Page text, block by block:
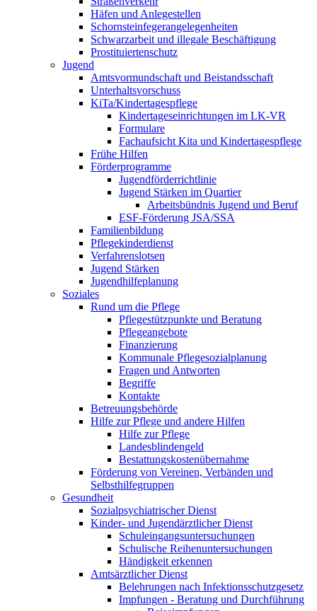
Häfen und Anlegestellen
Schornsteinfeger­angelegenheiten
Schwarzarbeit und illegale Beschäftigung
Prostituiertenschutz
Jugend
Amtsvormundschaft und Beistandsschaft
Unterhaltsvorschuss
KiTa/Kindertagespflege
Kindertages­einrichtungen im LK-VR
Formulare
Fachaufsicht Kita und Kindertagespflege
Frühe Hilfen
Förderprogramme
Jugendförderrichtlinie
Jugend Stärken im Quartier
Arbeitsbündnis Jugend und Beruf
ESF-Förderung JSA/SSA
Familienbildung
Pflegekinderdienst
Verfahrenslotsen
Jugend Stärken
Jugendhilfeplanung
Soziales
Rund um die Pflege
Pflegestützpunkte und Beratung
Pflegeangebote
Finanzierung
Kommunale Pflegesozialplanung
Fragen und Antworten
Begriffe
Kontakte
Betreuungsbehörde
Hilfe zur Pflege und andere Hilfen
Hilfe zur Pflege
Landesblindengeld
Bestattungskosten­übernahme
Förderung von Vereinen, Verbänden und
Selbsthilfegruppen
Gesundheit
Sozialpsychiatrischer Dienst
Kinder- und Jugendärztlicher Dienst
Schuleingangsuntersuchungen
Schulische Reihenuntersuchungen
Händigkeit erkennen
Amtsärztlicher Dienst
Belehrungen nach Infektionsschutzgesetz
Impfungen - Beratung und Durchführung